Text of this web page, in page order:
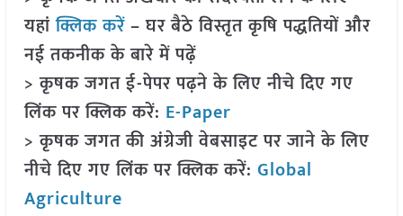
यहांक्लिक करें– घर बैठे विस्तृत कृषि पद्धतियों और
नई तकनीक के बारे में पढ़ें
> कृषक जगत ई-पेपर पढ़ने के लिए नीचे दिए गए
लिंक पर क्लिक करें: E-Paper
> कृषक जगत की अंग्रेजी वेबसाइट पर जाने के लिए
नीचे दिए गए लिंक पर क्लिक करें: Global
Agriculture